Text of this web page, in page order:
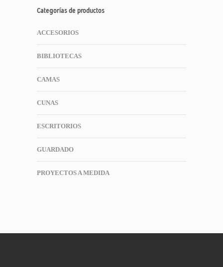
Categorías de productos
ACCESORIOS
BIBLIOTECAS
CAMAS
CUNAS
ESCRITORIOS
GUARDADO
PROYECTOS A MEDIDA